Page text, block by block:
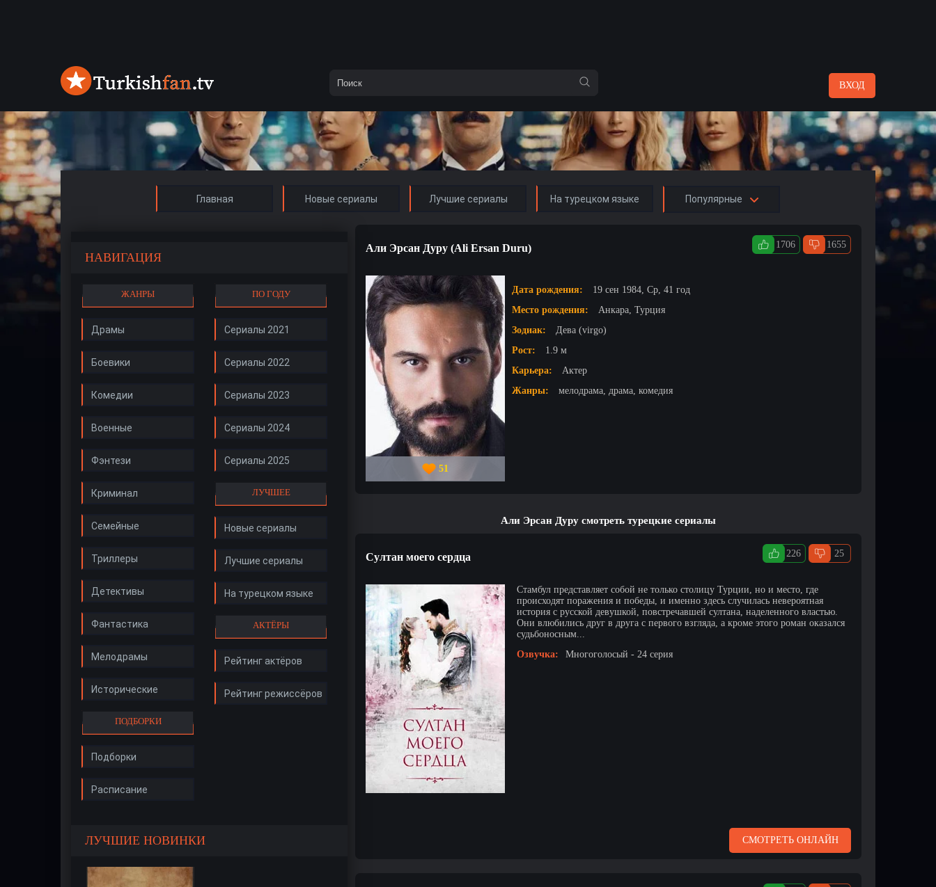
ВХОД
Главная Новые сериалы Лучшие сериалы На турецком языке Популярные
НАВИГАЦИЯ
ЖАНРЫ
Драмы
Боевики
Комедии
Военные
Фэнтези
Криминал
Семейные
Триллеры
Детективы
Фантастика
Мелодрамы
Исторические
ПОДБОРКИ
Подборки
Расписание
ПО ГОДУ
Сериалы 2021
Сериалы 2022
Сериалы 2023
Сериалы 2024
Сериалы 2025
ЛУЧШЕЕ
Новые сериалы
Лучшие сериалы
На турецком языке
АКТЁРЫ
Рейтинг актёров
Рейтинг режиссёров
ЛУЧШИЕ НОВИНКИ
Али Эрсан Дуру (Ali Ersan Duru) 1706 1655
51
Дата рождения:
19 сен 1984, Ср, 41 год
Место рождения:
Анкара, Турция
Зодиак:
Дева (virgo)
Рост:
1.9 м
Карьера:
Актер
Жанры:
мелодрама, драма, комедия
Али Эрсан Дуру смотреть турецкие сериалы
Султан моего сердца 226 25
Стамбул представляет собой не только столицу Турции, но и место, где
происходят поражения и победы, и именно здесь случилась невероятная
история с русской девушкой, повстречавшей султана, наделенного властью.
Они влюбились друг в друга с первого взгляда, а кроме этого роман оказался
судьбоносным...
Озвучка:
Многоголосый - 24 серия
СМОТРЕТЬ ОНЛАЙН